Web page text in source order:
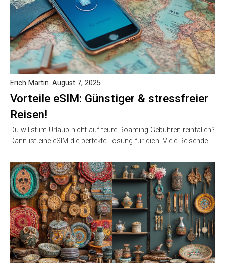
Vorteile eSIM: Günstiger & stressfreier
Reisen!
Erich Martin August 7, 2025
Du willst im Urlaub nicht auf teure Roaming-Gebühren reinfallen?
Dann ist eine eSIM die perfekte Lösung für dich! Viele Reisende…